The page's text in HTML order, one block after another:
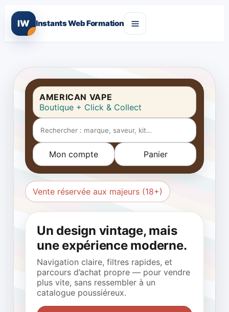
IW Instants Web Formation
AMERICAN VAPE
Boutique + Click & Collect
Mon compte Panier
Vente réservée aux majeurs (18+)
Un design vintage, mais
une expérience moderne.
Navigation claire, filtres rapides, et
parcours d’achat propre — pour vendre
plus vite, sans ressembler à un
catalogue poussiéreux.